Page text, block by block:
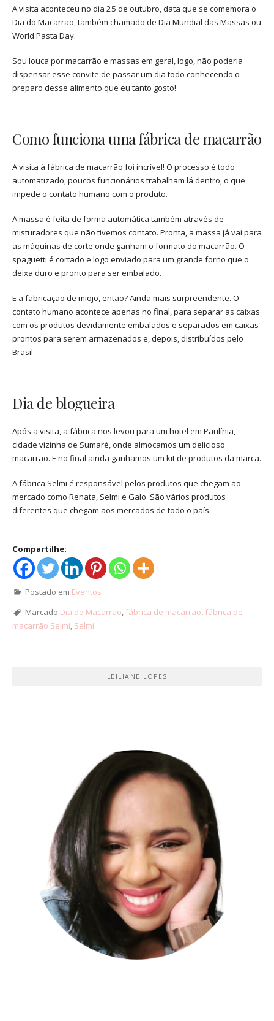
A visita aconteceu no dia 25 de outubro, data que se comemora o
Dia do Macarrão, também chamado de Dia Mundial das Massas ou
World Pasta Day.
Sou louca por macarrão e massas em geral, logo, não poderia
dispensar esse convite de passar um dia todo conhecendo o
preparo desse alimento que eu tanto gosto!
Como funciona uma fábrica de macarrão
A visita à fábrica de macarrão foi incrível! O processo é todo
automatizado, poucos funcionários trabalham lá dentro, o que
impede o contato humano com o produto.
A massa é feita de forma automática também através de
misturadores que não tivemos contato. Pronta, a massa já vai para
as máquinas de corte onde ganham o formato do macarrão. O
spaguetti é cortado e logo enviado para um grande forno que o
deixa duro e pronto para ser embalado.
E a fabricação de miojo, então? Ainda mais surpreendente. O
contato humano acontece apenas no final, para separar as caixas
com os produtos devidamente embalados e separados em caixas
prontos para serem armazenados e, depois, distribuídos pelo
Brasil.
Dia de blogueira
Após a visita, a fábrica nos levou para um hotel em Paulínia,
cidade vizinha de Sumaré, onde almoçamos um delicioso
macarrão. E no final ainda ganhamos um kit de produtos da marca.
A fábrica Selmi é responsável pelos produtos que chegam ao
mercado como Renata, Selmi e Galo. São vários produtos
diferentes que chegam aos mercados de todo o país.
Compartilhe:
Postado em Eventos
Marcado Dia do Macarrão, fábrica de macarrão, fábrica de
macarrão Selmi, Selmi
LEILIANE LOPES